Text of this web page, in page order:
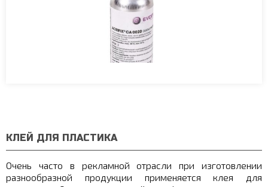
КЛЕЙ ДЛЯ ПЛАСТИКА
Очень часто в рекламной отрасли при изготовлении
разнообразной продукции применяется клея для